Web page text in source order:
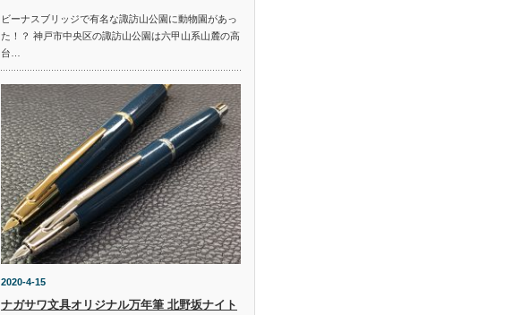
ビーナスブリッジで有名な諏訪山公園に動物園があっ
た！？ 神戸市中央区の諏訪山公園は六甲山系山麓の高
台…
2020-4-15
ナガサワ文具オリジナル万年筆 北野坂ナイト